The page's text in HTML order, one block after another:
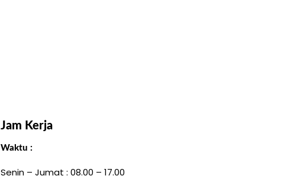
Jam Kerja
Waktu :
Senin – Jumat : 08.00 – 17.00